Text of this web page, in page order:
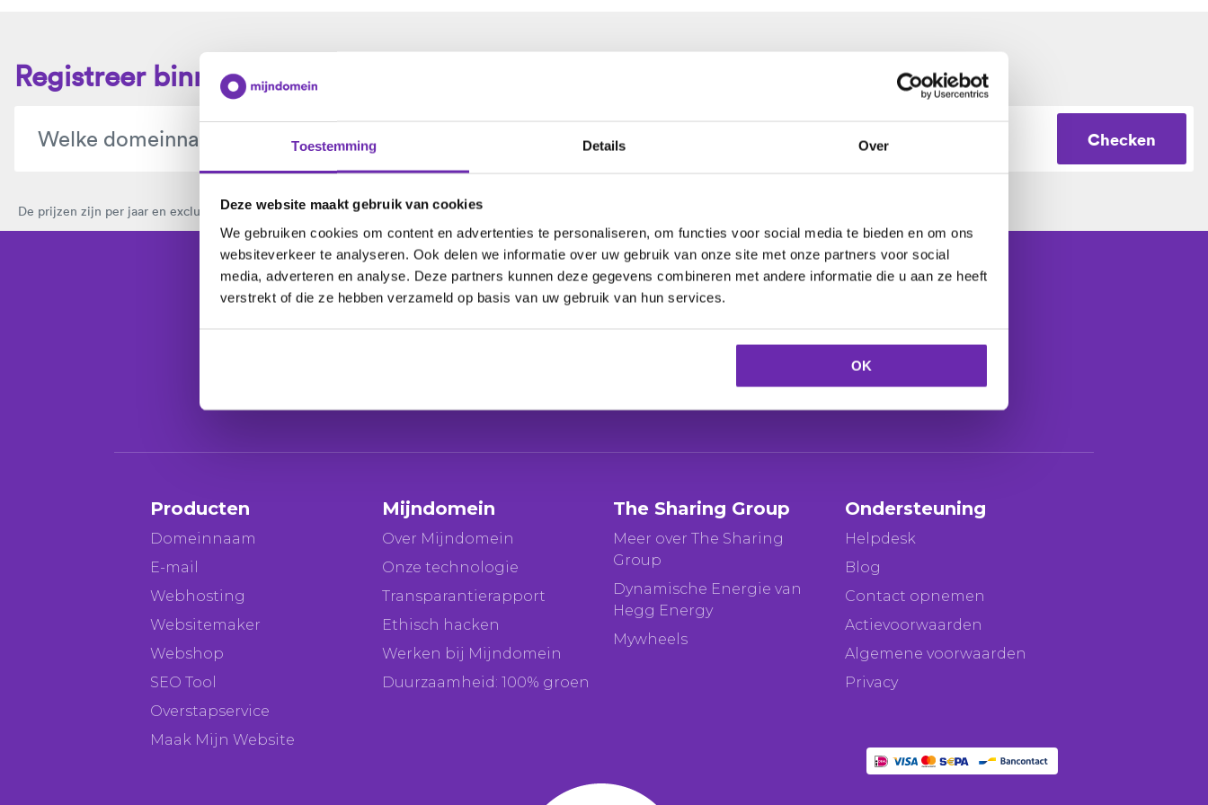
Toestemming Details Over
Deze website maakt gebruik van cookies
We gebruiken cookies om content en advertenties te personaliseren, om functies voor social media te bieden en om ons
websiteverkeer te analyseren. Ook delen we informatie over uw gebruik van onze site met onze partners voor social
media, adverteren en analyse. Deze partners kunnen deze gegevens combineren met andere informatie die u aan ze heeft
verstrekt of die ze hebben verzameld op basis van uw gebruik van hun services.
OK
Registreer binnen 1 minuut je domeinnaam
Checken
De prijzen zijn per jaar en exclusief btw. Bekijk hier alle domeinextensies.
Kies je domeinnaam
237 klanten
Producten
Domeinnaam
E-mail
Webhosting
Websitemaker
Webshop
SEO Tool
Overstapservice
Maak Mijn Website
Mijndomein
Over Mijndomein
Onze technologie
Transparantierapport
Ethisch hacken
Werken bij Mijndomein
Duurzaamheid: 100% groen
The Sharing Group
Meer over The Sharing
Group
Dynamische Energie van
Hegg Energy
Mywheels
Ondersteuning
Helpdesk
Blog
Contact opnemen
Actievoorwaarden
Algemene voorwaarden
Privacy